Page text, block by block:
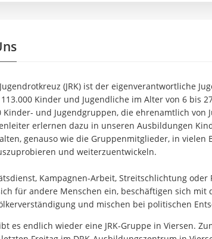
(JRK) ist der eigenverantwortliche
Kinder und Jugendliche im Alter von 6 bis
Kinder- und Jugendgruppen, die ehrenamtlich von
erlernen dazu in unseren Ausbildungen
genauso wie die Gruppenmitglieder, in vielen
und weiterzuentwickeln.
Kampagnen-Arbeit, Streitschlichtung
für andere Menschen ein, beschäftigen sich mit
und mischen bei politischen
es endlich wieder eine JRK-Gruppe in Viersen.